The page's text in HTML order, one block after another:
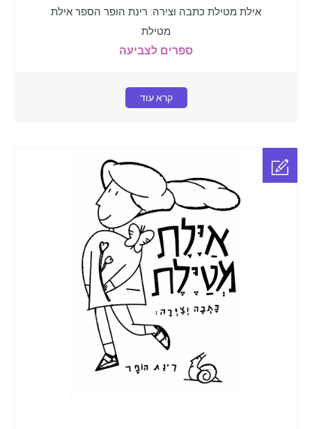
אילת מטילת כתבה וצירה: רינת הופר הספר אילת
מטילת
ספרים לצביעה
קרא עוד